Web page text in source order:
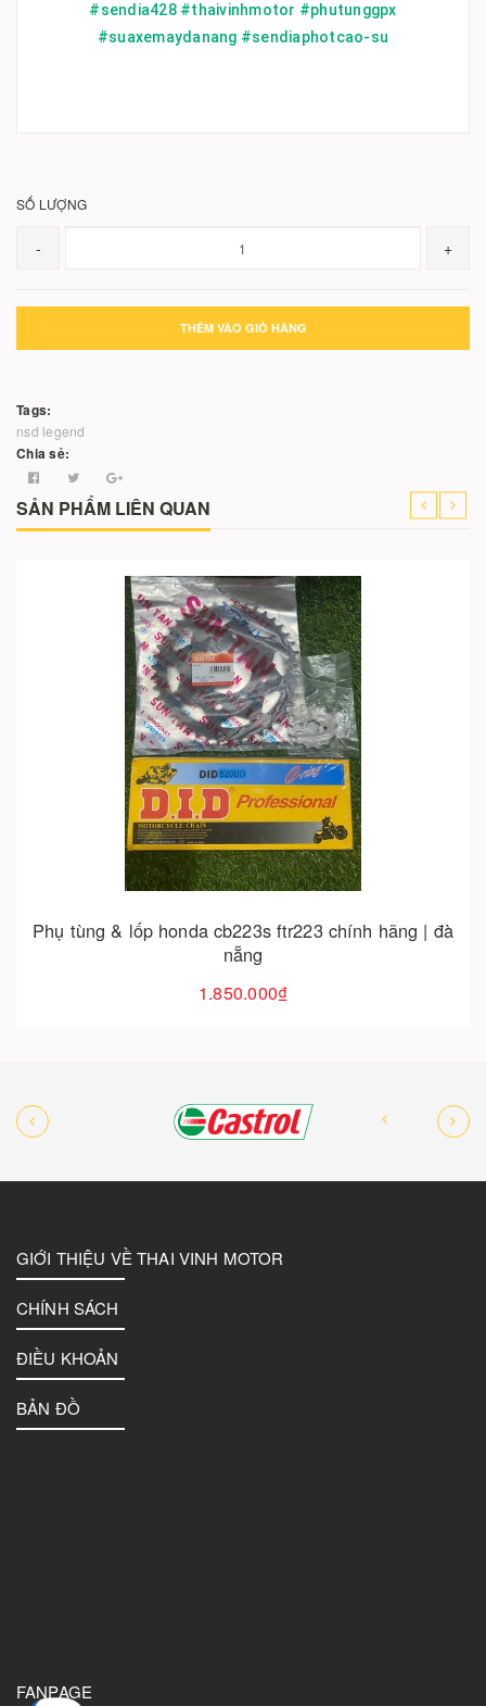
#sendia428 #thaivinhmotor #phutunggpx
#suaxemaydanang #sendiaphotcao-su
SỐ LƯỢNG
- +
THÊM VÀO GIỎ HÀNG
Tags:
nsd legend
Chia sẻ:
SẢN PHẨM LIÊN QUAN
Nhông sên dĩa xe brixton 150 tại đà nẵng
550.000₫
Cho vào giỏ hàng
GIỚI THIỆU VỀ THAI VINH MOTOR
CHÍNH SÁCH
ĐIỀU KHOẢN
BẢN ĐỒ
FANPAGE